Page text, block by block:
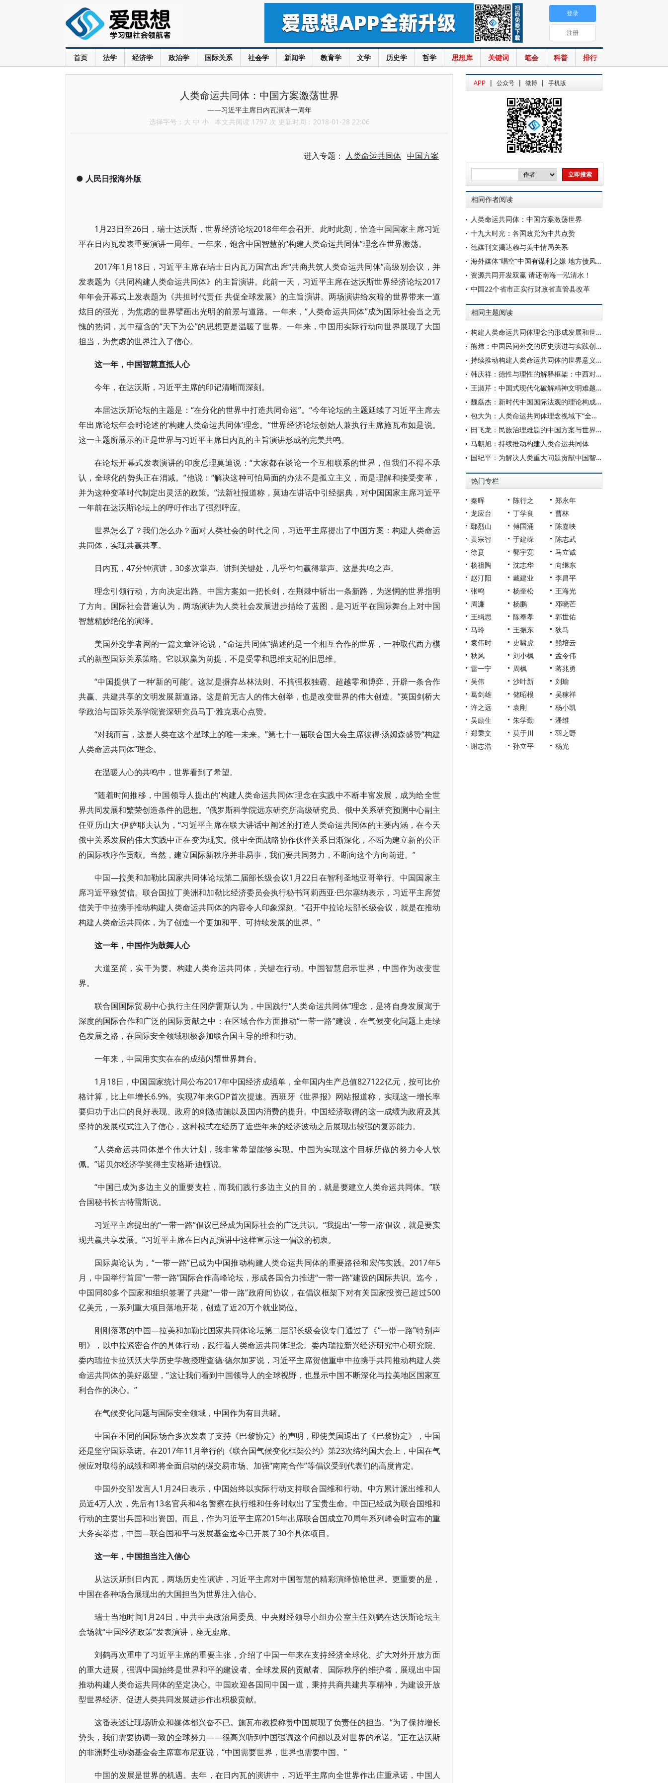
首页 法学 经济学 政治学 国际关系 社会学 新闻学 教育学 文学 历史学 哲学 思想库 关键词 笔会 科普 排行
登录
注册
人类命运共同体：中国方案激荡世界
——习近平主席日内瓦演讲一周年
选择字号： 大 中 小 本文共阅读 1797 次 更新时间：2018-01-28 22:06
进入专题： 人类命运共同体 中国方案
● 人民日报海外版
1月23日至26日，瑞士达沃斯，世界经济论坛2018年年会召开。此时此刻，恰逢中国国家主席习近
平在日内瓦发表重要演讲一周年。一年来，饱含中国智慧的“构建人类命运共同体”理念在世界激荡。
2017年1月18日，习近平主席在瑞士日内瓦万国宫出席“共商共筑人类命运共同体”高级别会议，并
发表题为《共同构建人类命运共同体》的主旨演讲。此前一天，习近平主席在达沃斯世界经济论坛2017
年年会开幕式上发表题为《共担时代责任 共促全球发展》的主旨演讲。两场演讲给灰暗的世界带来一道
炫目的强光，为焦虑的世界擘画出光明的前景与道路。一年来，“人类命运共同体”成为国际社会当之无
愧的热词，其中蕴含的“天下为公”的思想更是温暖了世界。一年来，中国用实际行动向世界展现了大国
担当，为焦虑的世界注入了信心。
这一年，中国智慧直抵人心
今年，在达沃斯，习近平主席的印记清晰而深刻。
本届达沃斯论坛的主题是：“在分化的世界中打造共同命运”。“今年论坛的主题延续了习近平主席去
年出席论坛年会时论述的‘构建人类命运共同体’理念。”世界经济论坛创始人兼执行主席施瓦布如是说。
这一主题所展示的正是世界与习近平主席日内瓦的主旨演讲形成的完美共鸣。
在论坛开幕式发表演讲的印度总理莫迪说：“大家都在谈论一个互相联系的世界，但我们不得不承
认，全球化的势头正在消减。”他说：“解决这种可怕局面的办法不是孤立主义，而是理解和接受变革，
并为这种变革时代制定出灵活的政策。”法新社报道称，莫迪在讲话中引经据典，对中国国家主席习近平
一年前在达沃斯论坛上的呼吁作出了强烈呼应。
世界怎么了？我们怎么办？面对人类社会的时代之问，习近平主席提出了中国方案：构建人类命运
共同体，实现共赢共享。
日内瓦，47分钟演讲，30多次掌声。讲到关键处，几乎句句赢得掌声。这是共鸣之声。
理念引领行动，方向决定出路。中国方案如一把长剑，在荆棘中斩出一条新路，为迷惘的世界指明
了方向。国际社会普遍认为，两场演讲为人类社会发展进步描绘了蓝图，是习近平在国际舞台上对中国
智慧精妙绝伦的演绎。
美国外交学者网的一篇文章评论说，“命运共同体”描述的是一个相互合作的世界，一种取代西方模
式的新型国际关系策略。它以双赢为前提，不是受零和思维支配的旧思维。
“中国提供了一种‘新的可能’。这就是摒弃丛林法则、不搞强权独霸、超越零和博弈，开辟一条合作
共赢、共建共享的文明发展新道路。这是前无古人的伟大创举，也是改变世界的伟大创造。”英国剑桥大
学政治与国际关系学院资深研究员马丁·雅克衷心点赞。
“对我而言，这是人类在这个星球上的唯一未来。”第七十一届联合国大会主席彼得·汤姆森盛赞“构建
人类命运共同体”理念。
在温暖人心的共鸣中，世界看到了希望。
“随着时间推移，中国领导人提出的‘构建人类命运共同体’理念在实践中不断丰富发展，成为给全世
界共同发展和繁荣创造条件的思想。”俄罗斯科学院远东研究所高级研究员、俄中关系研究预测中心副主
任亚历山大·伊萨耶夫认为，“习近平主席在联大讲话中阐述的打造人类命运共同体的主要内涵，在今天
俄中关系发展的伟大实践中正在变为现实。俄中全面战略协作伙伴关系日渐深化，不断为建立新的公正
的国际秩序作贡献。当然，建立国际新秩序并非易事，我们要共同努力，不断向这个方向前进。”
中国—拉美和加勒比国家共同体论坛第二届部长级会议1月22日在智利圣地亚哥举行。中国国家主
席习近平致贺信。联合国拉丁美洲和加勒比经济委员会执行秘书阿莉西亚·巴尔塞纳表示，习近平主席贺
信关于中拉携手推动构建人类命运共同体的内容令人印象深刻。“召开中拉论坛部长级会议，就是在推动
构建人类命运共同体，为了创造一个更加和平、可持续发展的世界。”
这一年，中国作为鼓舞人心
大道至简，实干为要。构建人类命运共同体，关键在行动。中国智慧启示世界，中国作为改变世
界。
联合国国际贸易中心执行主任冈萨雷斯认为，中国践行“人类命运共同体”理念，是将自身发展寓于
深度的国际合作和广泛的国际贡献之中：在区域合作方面推动“一带一路”建设，在气候变化问题上走绿
色发展之路，在国际安全领域积极参加联合国主导的维和行动。
一年来，中国用实实在在的成绩闪耀世界舞台。
1月18日，中国国家统计局公布2017年中国经济成绩单，全年国内生产总值827122亿元，按可比价
格计算，比上年增长6.9%。实现7年来GDP首次提速。西班牙《世界报》网站报道称，实现这一增长率
要归功于出口的良好表现、政府的刺激措施以及国内消费的提升。中国经济取得的这一成绩为政府及其
坚持的发展模式注入了信心，这种模式在经历了近些年来的经济波动之后展现出较强的复苏能力。
“人类命运共同体是个伟大计划，我非常希望能够实现。中国为实现这个目标所做的努力令人钦
佩。”诺贝尔经济学奖得主安格斯·迪顿说。
“中国已成为多边主义的重要支柱，而我们践行多边主义的目的，就是要建立人类命运共同体。”联
合国秘书长古特雷斯说。
习近平主席提出的“一带一路”倡议已经成为国际社会的广泛共识。“我提出‘一带一路’倡议，就是要实
现共赢共享发展。”习近平主席在日内瓦演讲中这样宣示这一倡议的初衷。
国际舆论认为，“一带一路”已成为中国推动构建人类命运共同体的重要路径和宏伟实践。2017年5
月，中国举行首届“一带一路”国际合作高峰论坛，形成各国合力推进“一带一路”建设的国际共识。迄今，
中国同80多个国家和组织签署了共建“一带一路”政府间协议，在倡议框架下对有关国家投资已超过500
亿美元，一系列重大项目落地开花，创造了近20万个就业岗位。
刚刚落幕的中国—拉美和加勒比国家共同体论坛第二届部长级会议专门通过了《“一带一路”特别声
明》，以中拉紧密合作的具体行动，践行着人类命运共同体理念。委内瑞拉新兴经济研究中心研究院、
委内瑞拉卡拉沃沃大学历史学教授理查德·德尔加罗说，习近平主席贺信重申中拉携手共同推动构建人类
命运共同体的美好愿望，“这让我们看到中国领导人的全球视野，也显示中国不断深化与拉美地区国家互
利合作的决心。”
在气候变化问题与国际安全领域，中国作为有目共睹。
中国在不同的国际场合多次发表了支持《巴黎协定》的声明，即使美国退出了《巴黎协定》，中国
还是坚守国际承诺。在2017年11月举行的《联合国气候变化框架公约》第23次缔约国大会上，中国在气
候应对取得的成绩和即将全面启动的碳交易市场、加强“南南合作”等倡议受到代表们的高度肯定。
中国外交部发言人1月24日表示，中国始终以实际行动支持联合国维和行动。中方累计派出维和人
员近4万人次，先后有13名官兵和4名警察在执行维和任务时献出了宝贵生命。中国已经成为联合国维和
行动的主要出兵国和出资国。而且，作为习近平主席2015年出席联合国成立70周年系列峰会时宣布的重
大务实举措，中国—联合国和平与发展基金迄今已开展了30个具体项目。
这一年，中国担当注入信心
从达沃斯到日内瓦，两场历史性演讲，习近平主席对中国智慧的精彩演绎惊艳世界。更重要的是，
中国在各种场合展现出的大国担当为世界注入信心。
瑞士当地时间1月24日，中共中央政治局委员、中央财经领导小组办公室主任刘鹤在达沃斯论坛主
会场就“中国经济政策”发表演讲，座无虚席。
刘鹤再次重申了习近平主席的重要主张，介绍了中国一年来在支持经济全球化、扩大对外开放方面
的重大进展，强调中国始终是世界和平的建设者、全球发展的贡献者、国际秩序的维护者，展现出中国
推动构建人类命运共同体的坚定决心。中国欢迎各国同中国一道，秉持共商共建共享精神，为建设开放
型世界经济、促进人类共同发展进步作出积极贡献。
这番表述让现场听众和媒体都兴奋不已。施瓦布教授称赞中国展现了负责任的担当。“为了保持增长
势头，我们需要协调一致的全球努力——很高兴听到中国强调这个问题以及对世界的承诺。”正在达沃斯
的非洲野生动物基金会主席塞布尼亚说，“中国需要世界，世界也需要中国。”
中国的发展是世界的机遇。去年，在日内瓦的演讲中，习近平主席向全世界作出庄重承诺，中国人
APP | 公众号 | 微博 | 手机版
相同作者阅读
人类命运共同体：中国方案激荡世界
十九大时光：各国政党为中共点赞
德媒刊文揭达赖与美中情局关系
海外媒体“唱空”中国有谋利之嫌 地方债风险总体可控
资源共同开发双赢 请还南海一泓清水！
中国22个省市正实行财政省直管县改革
相同主题阅读
构建人类命运共同体理念的形成发展和世界意义
熊炜：中国民间外交的历史演进与实践创新
持续推动构建人类命运共同体的世界意义和主要任务
韩庆祥：德性与理性的解释框架：中西对文明理解的差异
王淑芹：中国式现代化破解精神文明难题的方案与启示
魏磊杰：新时代中国国际法观的理论构成与多元实践
包大为：人类命运共同体理念视域下“全球南方”文化主体性探析
田飞龙：民族治理难题的中国方案与世界意义
马朝旭：持续推动构建人类命运共同体
国纪平：为解决人类重大问题贡献中国智慧、中国方案、中国力量——中国共产党成立105周年的世界影响
热门专栏
秦晖 陈行之
郑永年
龙应台
丁学良
曹林
鄢烈山
傅国涌
陈嘉映
黄宗智
于建嵘
陈志武
徐贲
郭宇宽
马立诚
杨祖陶
沈志华
向继东
赵汀阳
戴建业
李昌平
张鸣
杨奎松
王海光
周濂
杨鹏
邓晓芒
王缉思
陈奉孝
郭世佑
马玲
王振东
狄马
袁伟时
史啸虎
熊培云
秋风
刘小枫
孟令伟
雷一宁
周枫
蒋兆勇
吴伟
沙叶新
刘瑜
葛剑雄
储昭根
吴稼祥
许之远
袁刚
杨小凯
吴励生
朱学勤
潘维
郑秉文
莫于川
羽之野
谢志浩
孙立平 杨光